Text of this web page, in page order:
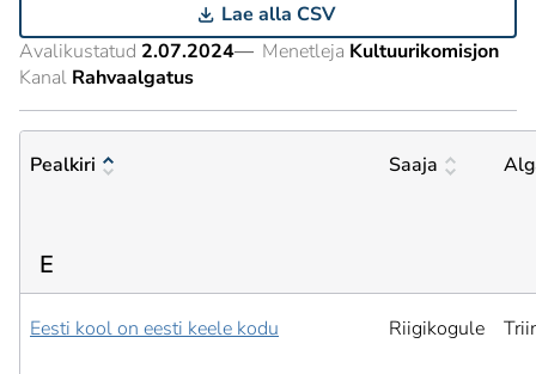
Lae alla CSV
Avalikustatud 2.07.2024— Menetleja Kultuurikomisjon
Kanal Rahvaalgatus
Pealkiri Saaja
E
Eesti kool on eesti keele kodu Riigikogule